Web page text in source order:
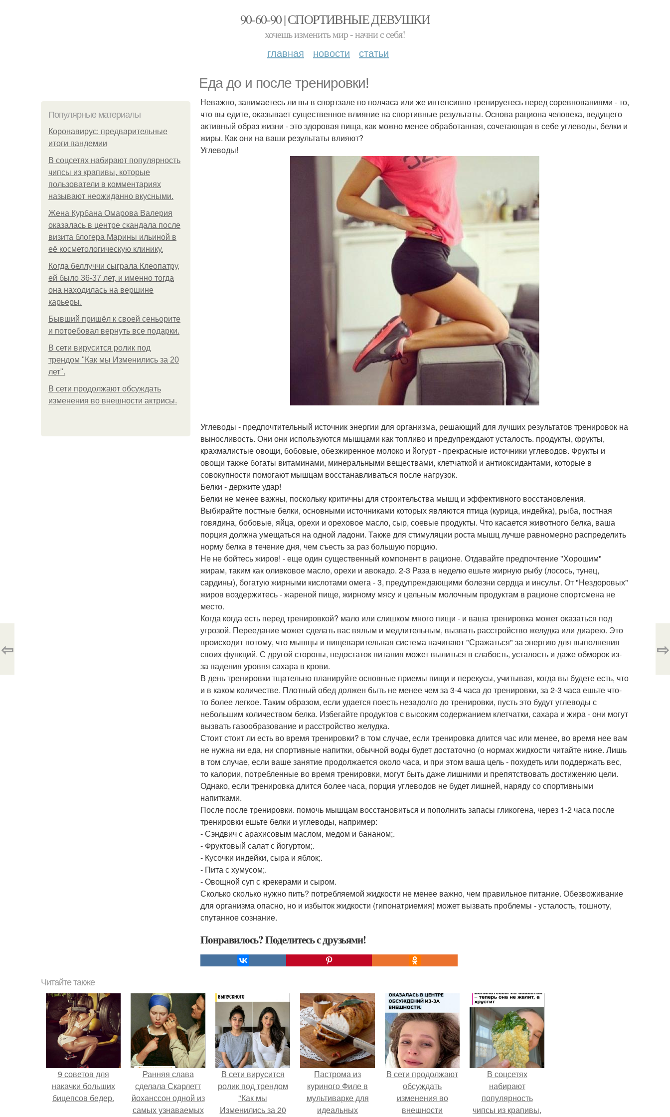
90-60-90 | СПОРТИВНЫЕ ДЕВУШКИ
хочешь изменить мир - начни с себя!
главная новости статьи
Еда до и после тренировки!
Популярные материалы
Коронавирус: предварительные
итоги пандемии
В соцсетях набирают популярность
чипсы из крапивы, которые
пользователи в комментариях
называют неожиданно вкусными.
Жена Курбана Омарова Валерия
оказалась в центре скандала после
визита блогера Марины ильиной в
её косметологическую клинику.
Когда беллуччи сыграла Клеопатру,
ей было 36-37 лет, и именно тогда
она находилась на вершине
карьеры.
Бывший пришёл к своей сеньорите
и потребовал вернуть все подарки.
В сети вирусится ролик под
трендом "Как мы Изменились за 20
лет".
В сети продолжают обсуждать
изменения во внешности актрисы.
Неважно, занимаетесь ли вы в спортзале по полчаса или же интенсивно тренируетесь перед соревнованиями - то,
что вы едите, оказывает существенное влияние на спортивные результаты. Основа рациона человека, ведущего
активный образ жизни - это здоровая пища, как можно менее обработанная, сочетающая в себе углеводы, белки и
жиры. Как они на ваши результаты влияют?
Углеводы!
Углеводы - предпочтительный источник энергии для организма, решающий для лучших результатов тренировок на
выносливость. Они они используются мышцами как топливо и предупреждают усталость. продукты, фрукты,
крахмалистые овощи, бобовые, обезжиренное молоко и йогурт - прекрасные источники углеводов. Фрукты и
овощи также богаты витаминами, минеральными веществами, клетчаткой и антиоксидантами, которые в
совокупности помогают мышцам восстанавливаться после нагрузок.
Белки - держите удар!
Белки не менее важны, поскольку критичны для строительства мышц и эффективного восстановления.
Выбирайте постные белки, основными источниками которых являются птица (курица, индейка), рыба, постная
говядина, бобовые, яйца, орехи и ореховое масло, сыр, соевые продукты. Что касается животного белка, ваша
порция должна умещаться на одной ладони. Также для стимуляции роста мышц лучше равномерно распределить
норму белка в течение дня, чем съесть за раз большую порцию.
Не не бойтесь жиров! - еще один существенный компонент в рационе. Отдавайте предпочтение "Хорошим"
жирам, таким как оливковое масло, орехи и авокадо. 2-3 Раза в неделю ешьте жирную рыбу (лосось, тунец,
сардины), богатую жирными кислотами омега - 3, предупреждающими болезни сердца и инсульт. От "Нездоровых"
жиров воздержитесь - жареной пище, жирному мясу и цельным молочным продуктам в рационе спортсмена не
место.
Когда когда есть перед тренировкой? мало или слишком много пищи - и ваша тренировка может оказаться под
угрозой. Переедание может сделать вас вялым и медлительным, вызвать расстройство желудка или диарею. Это
происходит потому, что мышцы и пищеварительная система начинают "Сражаться" за энергию для выполнения
своих функций. С другой стороны, недостаток питания может вылиться в слабость, усталость и даже обморок из-
за падения уровня сахара в крови.
В день тренировки тщательно планируйте основные приемы пищи и перекусы, учитывая, когда вы будете есть, что
и в каком количестве. Плотный обед должен быть не менее чем за 3-4 часа до тренировки, за 2-3 часа ешьте что-
то более легкое. Таким образом, если удается поесть незадолго до тренировки, пусть это будут углеводы с
небольшим количеством белка. Избегайте продуктов с высоким содержанием клетчатки, сахара и жира - они могут
вызвать газообразование и расстройство желудка.
Стоит стоит ли есть во время тренировки? в том случае, если тренировка длится час или менее, во время нее вам
не нужна ни еда, ни спортивные напитки, обычной воды будет достаточно (о нормах жидкости читайте ниже. Лишь
в том случае, если ваше занятие продолжается около часа, и при этом ваша цель - похудеть или поддержать вес,
то калории, потребленные во время тренировки, могут быть даже лишними и препятствовать достижению цели.
Однако, если тренировка длится более часа, порция углеводов не будет лишней, наряду со спортивными
напитками.
После после тренировки. помочь мышцам восстановиться и пополнить запасы гликогена, через 1-2 часа после
тренировки ешьте белки и углеводы, например:
- Сэндвич с арахисовым маслом, медом и бананом;.
- Фруктовый салат с йогуртом;.
- Кусочки индейки, сыра и яблок;.
- Пита с хумусом;.
- Овощной суп с крекерами и сыром.
Сколько сколько нужно пить? потребляемой жидкости не менее важно, чем правильное питание. Обезвоживание
для организма опасно, но и избыток жидкости (гипонатриемия) может вызвать проблемы - усталость, тошноту,
спутанное сознание.
Понравилось? Поделитесь с друзьями!
⇦ ⇨
Читайте также
9 советов для
накачки больших
бицепсов бедер.
Ранняя слава
сделала Скарлетт
йоханссон одной из
самых узнаваемых
В сети вирусится
ролик под трендом
"Как мы
Изменились за 20
Пастрома из
куриного Филе в
мультиварке для
идеальных
В сети продолжают
обсуждать
изменения во
внешности
В соцсетях
набирают
популярность
чипсы из крапивы,